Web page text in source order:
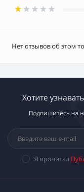
Нет отзывов об этом
Хотите
Подпишитесь на
Я прочитал